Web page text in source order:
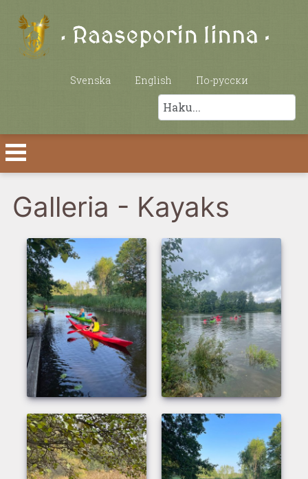
Valitse kieliSvenska English По-русски
Etsi
Galleria - Kayaks